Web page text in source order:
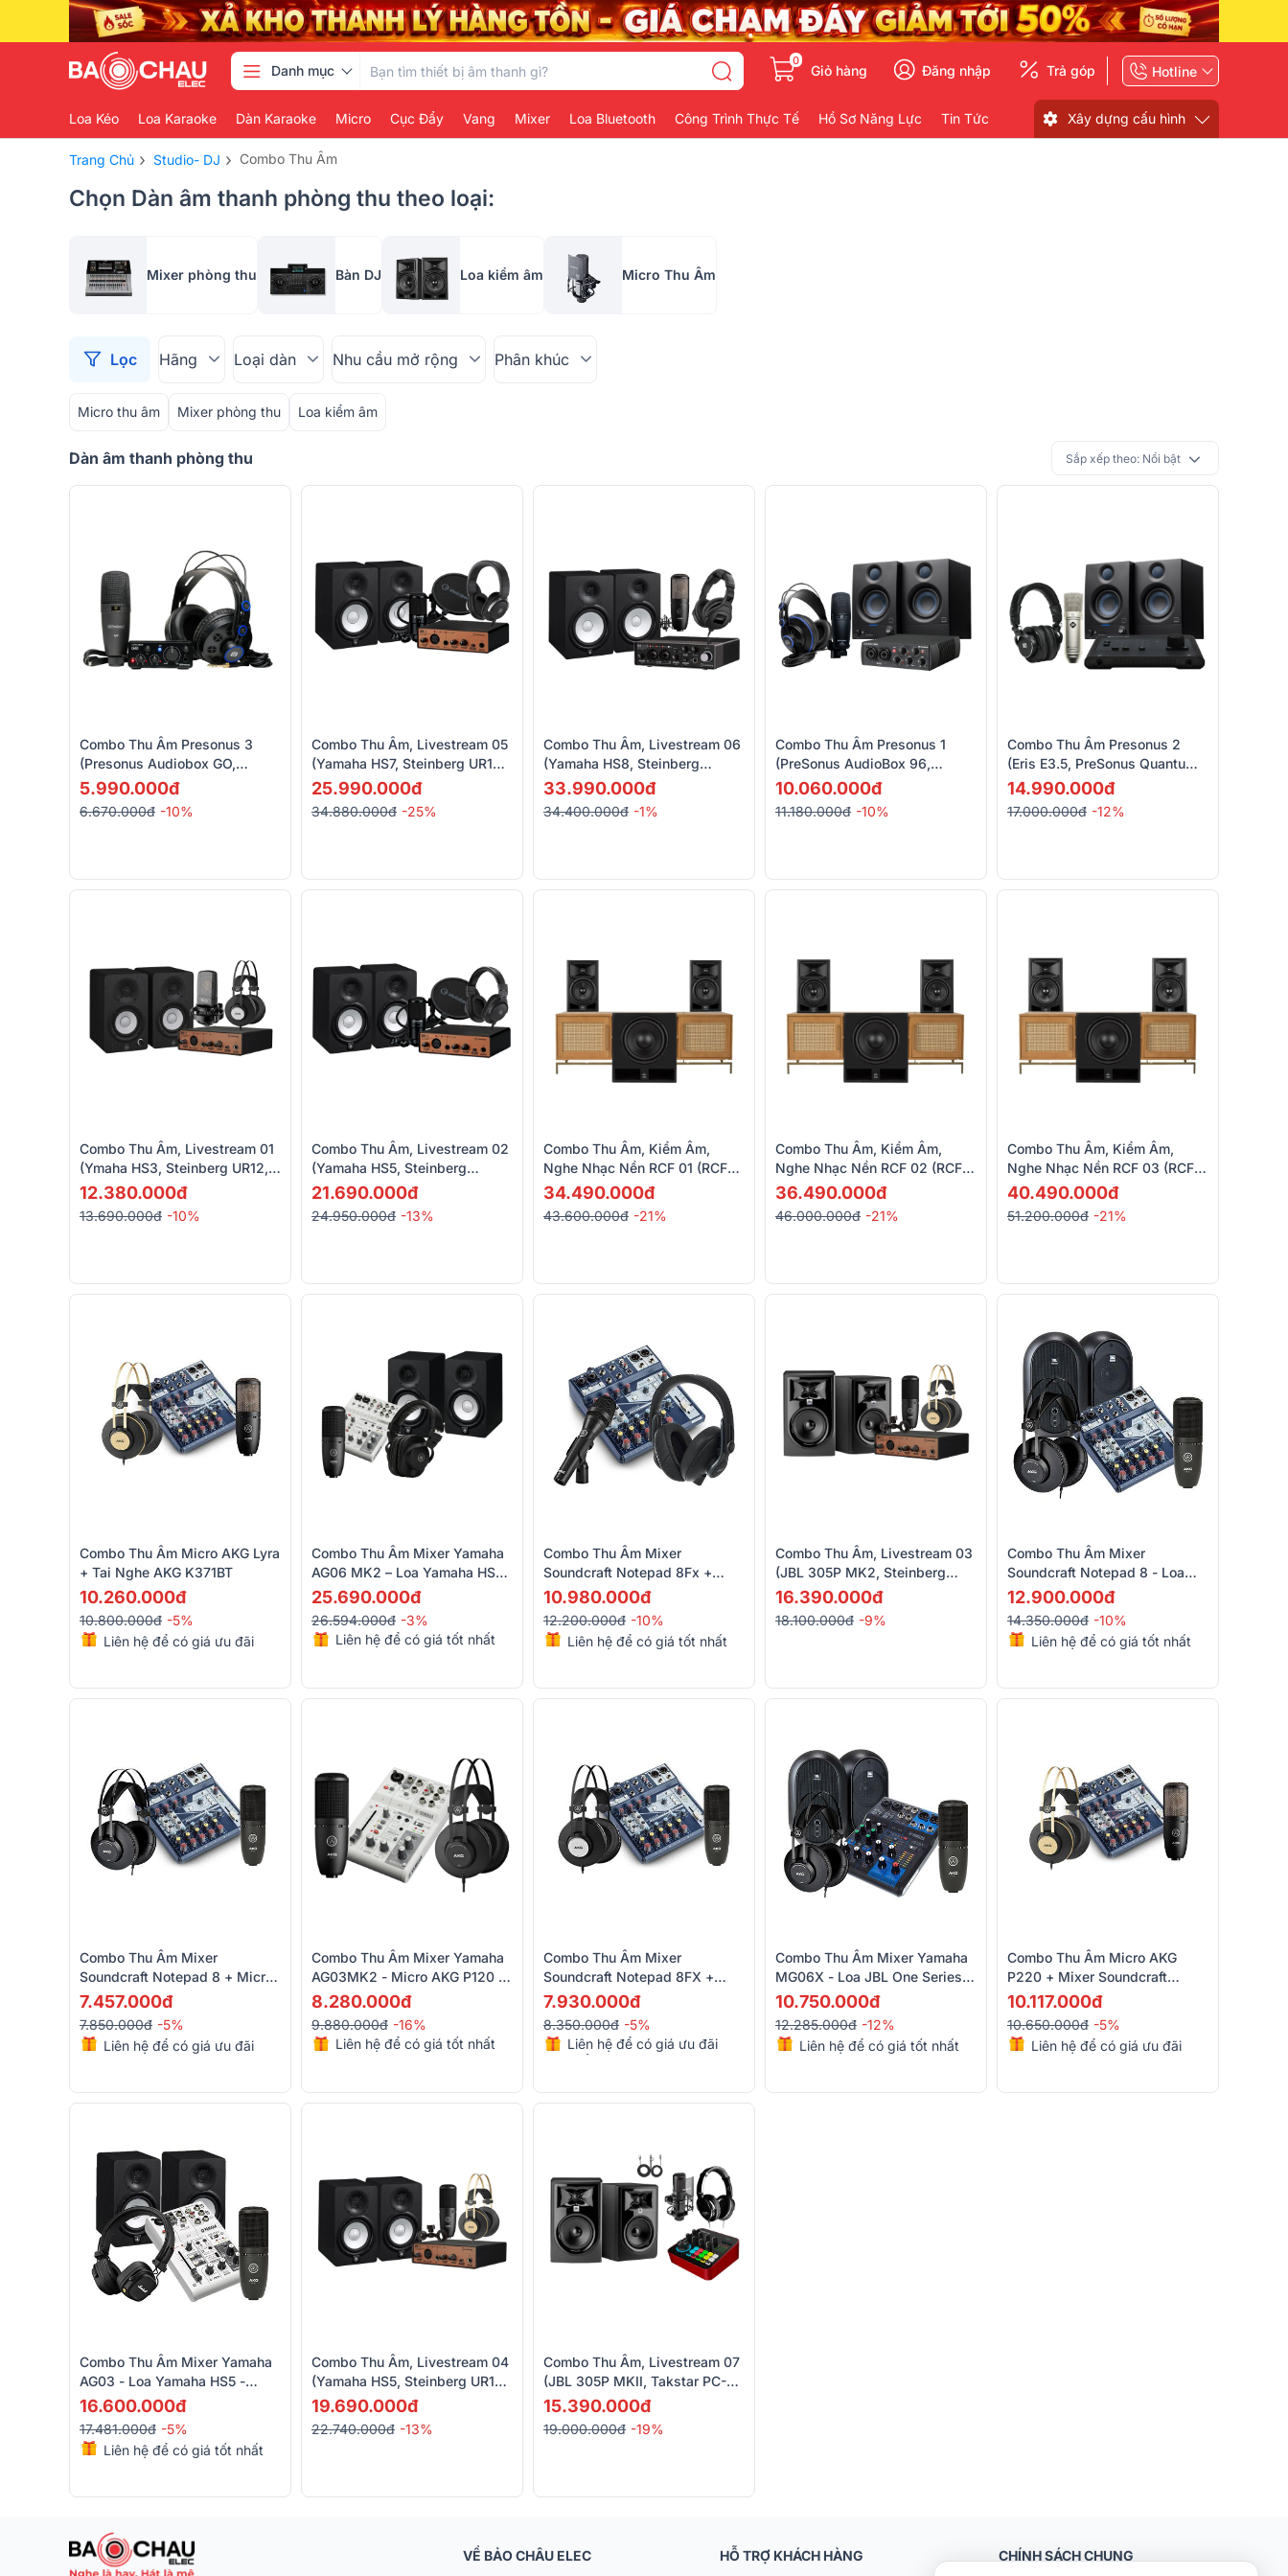
Danh mục
0
Giỏ hàng Đăng nhập Trả góp Hotline
Loa Kéo Loa Karaoke Dàn Karaoke Micro Cục Đẩy Vang Mixer Loa Bluetooth Công Trình Thực Tế Hồ Sơ Năng Lực Tin Tức Xây dựng cấu hình
Trang Chủ › Studio- DJ › Combo Thu Âm
Chọn Dàn âm thanh phòng thu theo loại:
Mixer phòng thu Bàn DJ Loa kiểm âm Micro Thu Âm
Lọc Hãng Loại dàn Nhu cầu mở rộng Phân khúc
Micro thu âm Mixer phòng thu Loa kiểm âm
Dàn âm thanh phòng thu Sắp xếp theo: Nổi bật
Combo Thu Âm Presonus 3
(Presonus Audiobox GO,
Presonus HD7, Presonus M7
5.990.000đ
6.670.000đ -10%
Combo Thu Âm, Livestream 05
(Yamaha HS7, Steinberg UR12B
Pack, Yamaha HPH-MT8)
25.990.000đ
34.880.000đ -25%
Combo Thu Âm, Livestream 06
(Yamaha HS8, Steinberg
UR22C, Sennheise HD300
33.990.000đ
34.400.000đ -1%
Combo Thu Âm Presonus 1
(PreSonus AudioBox 96,
Presonus M7 MK2, Eris
10.060.000đ
11.180.000đ -10%
Combo Thu Âm Presonus 2
(Eris E3.5, PreSonus Quantum
ES 2, Presonus HD9, Presonus
14.990.000đ
17.000.000đ -12%
Combo Thu Âm, Livestream 01
(Ymaha HS3, Steinberg UR12,
AKG K72, Takstar TA-K35)
12.380.000đ
13.690.000đ -10%
Combo Thu Âm, Livestream 02
(Yamaha HS5, Steinberg
UR12B, Yamaha HPH-MT5)
21.690.000đ
24.950.000đ -13%
Combo Thu Âm, Kiểm Âm,
Nghe Nhạc Nền RCF 01 (RCF
AYRA PRO5, RCF Ayra Pro10)
34.490.000đ
43.600.000đ -21%
Combo Thu Âm, Kiểm Âm,
Nghe Nhạc Nền RCF 02 (RCF
AYRA PRO6, RCF Ayra Pro10)
36.490.000đ
46.000.000đ -21%
Combo Thu Âm, Kiểm Âm,
Nghe Nhạc Nền RCF 03 (RCF
AYRA PRO8, RCF Ayra Pro10)
40.490.000đ
51.200.000đ -21%
Combo Thu Âm Micro AKG Lyra
+ Tai Nghe AKG K371BT
10.260.000đ
10.800.000đ -5%
Liên hệ để có giá ưu đãi
Combo Thu Âm Mixer Yamaha
AG06 MK2 – Loa Yamaha HS5 -
Micro AKG P120 - Tai Nghe
25.690.000đ
26.594.000đ -3%
Liên hệ để có giá tốt nhất
Combo Thu Âm Mixer
Soundcraft Notepad 8Fx +
Micro AKG P5i+ Tai Nghe AKG
10.980.000đ
12.200.000đ -10%
Liên hệ để có giá tốt nhất
Combo Thu Âm, Livestream 03
(JBL 305P MK2, Steinberg
UR12, AKG K92, AKG P120)
16.390.000đ
18.100.000đ -9%
Combo Thu Âm Mixer
Soundcraft Notepad 8 - Loa
JBL One Series 104 - Micro
K52
12.900.000đ
14.350.000đ -10%
Liên hệ để có giá tốt nhất
Combo Thu Âm Mixer
Soundcraft Notepad 8 + Micro
AKG P120 + Tai Nghe AKG K52
7.457.000đ
7.850.000đ -5%
Liên hệ để có giá ưu đãi
Combo Thu Âm Mixer Yamaha
AG03MK2 - Micro AKG P120 -
Tai Nghe AKG K52
8.280.000đ
9.880.000đ -16%
Liên hệ để có giá tốt nhất
Combo Thu Âm Mixer
Soundcraft Notepad 8FX +
Micro AKG P120 + Tai Nghe
7.930.000đ
8.350.000đ -5%
Liên hệ để có giá ưu đãi
Combo Thu Âm Mixer Yamaha
MG06X - Loa JBL One Series
104 - Micro AKG P120 - Tai
10.750.000đ
12.285.000đ -12%
Liên hệ để có giá tốt nhất
Combo Thu Âm Micro AKG
P220 + Mixer Soundcraft
Notepad 8FX + Tai Nghe AKG
10.117.000đ
10.650.000đ -5%
Liên hệ để có giá ưu đãi
Combo Thu Âm Mixer Yamaha
AG03 - Loa Yamaha HS5 -
Micro AKG P120 - Tai Nghe
16.600.000đ
17.481.000đ -5%
Liên hệ để có giá tốt nhất
Combo Thu Âm, Livestream 04
(Yamaha HS5, Steinberg UR12,
AKG K92, AKG P120)
19.690.000đ
22.740.000đ -13%
Combo Thu Âm, Livestream 07
(JBL 305P MKII, Takstar PC-
K850, Takstar MX1 PRO, HD
15.390.000đ
19.000.000đ -19%
VỀ BẢO CHÂU ELEC HỖ TRỢ KHÁCH HÀNG CHÍNH SÁCH CHUNG